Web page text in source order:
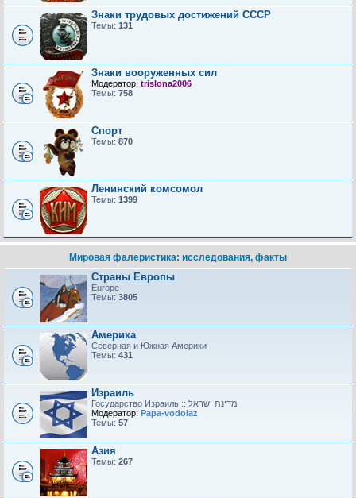
Знаки трудовых достижений CCCP
Темы: 131
Знаки вооруженных сил
Модератор: trislona2006
Темы: 758
Спорт
Темы: 870
Ленинский комсомол
Темы: 1399
Мировая фалеристика: исследования, факты
Страны Европы
Europe
Темы: 3805
Америка
Северная и Южная Америки
Темы: 431
Израиль
Модератор: Papa-vodolaz
Темы: 57
Азия
Темы: 267